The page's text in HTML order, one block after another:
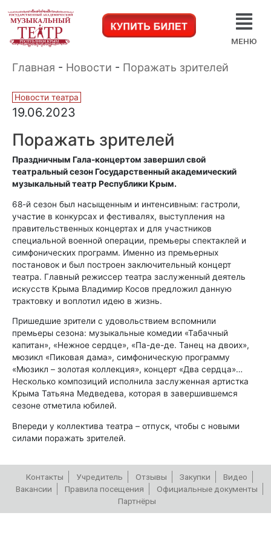
МЕНЮ
Главная - Новости - Поражать зрителей
Новости театра
19.06.2023
Поражать зрителей
Праздничным Гала-концертом завершил свой
театральный сезон Государственный академический
музыкальный театр Республики Крым.
68-й сезон был насыщенным и интенсивным: гастроли,
участие в конкурсах и фестивалях, выступления на
правительственных концертах и для участников
специальной военной операции, премьеры спектаклей и
симфонических программ. Именно из премьерных
постановок и был построен заключительный концерт
театра. Главный режиссер театра заслуженный деятель
искусств Крыма Владимир Косов предложил данную
трактовку и воплотил идею в жизнь.
Пришедшие зрители с удовольствием вспомнили
премьеры сезона: музыкальные комедии «Табачный
капитан», «Нежное сердце», «Па-де-де. Танец на двоих»,
мюзикл «Пиковая дама», симфоническую программу
«Мюзикл – золотая коллекция», концерт «Два сердца»…
Несколько композиций исполнила заслуженная артистка
Крыма Татьяна Медведева, которая в завершившемся
сезоне отметила юбилей.
Впереди у коллектива театра – отпуск, чтобы с новыми
силами поражать зрителей.
Контакты Учредитель Отзывы Закупки
Видео
Вакансии
Правила посещения
Официальные документы
Партнёры